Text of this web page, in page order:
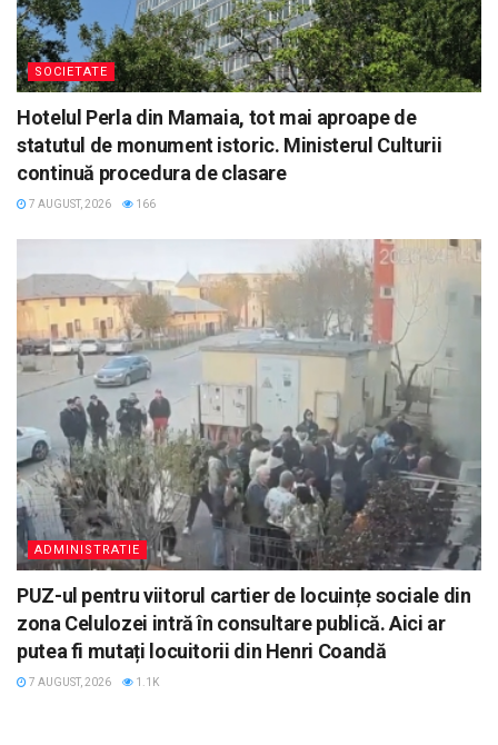
SOCIETATE
Hotelul Perla din Mamaia, tot mai aproape de
statutul de monument istoric. Ministerul Culturii
continuă procedura de clasare
7 AUGUST, 2026 166
ADMINISTRATIE
PUZ-ul pentru viitorul cartier de locuințe sociale din
zona Celulozei intră în consultare publică. Aici ar
putea fi mutați locuitorii din Henri Coandă
7 AUGUST, 2026 1.1K